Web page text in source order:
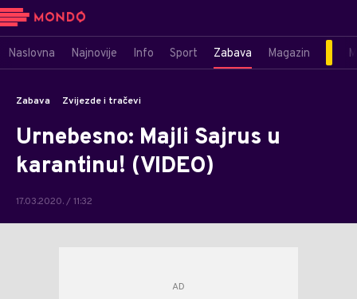
Naslovna Najnovije Info Sport Zabava Magazin
Zabava Zvijezde i tračevi
Urnebesno: Majli Sajrus u
karantinu! (VIDEO)
17.03.2020. / 11:32